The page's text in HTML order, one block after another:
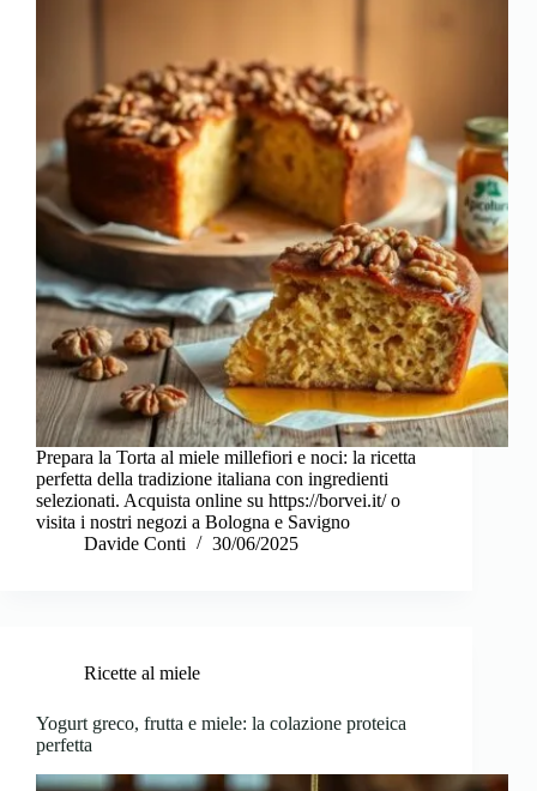
Prepara la Torta al miele millefiori e noci: la ricetta
perfetta della tradizione italiana con ingredienti
selezionati. Acquista online su https://borvei.it/ o
visita i nostri negozi a Bologna e Savigno
Davide Conti
30/06/2025
Ricette al miele
Yogurt greco, frutta e miele: la colazione proteica
perfetta